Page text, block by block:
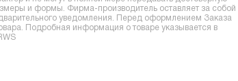
и формы. Фирма-производитель оставляет за собой
уведомления. Перед оформлением Заказа
Подробная информация о товаре указывается в